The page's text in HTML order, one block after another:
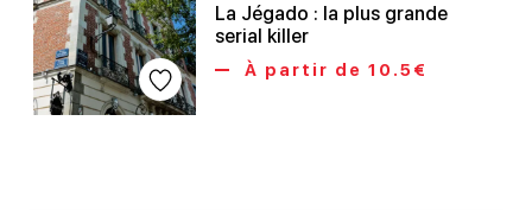
La Jégado : la plus grande
serial killer
À partir de 10.5€